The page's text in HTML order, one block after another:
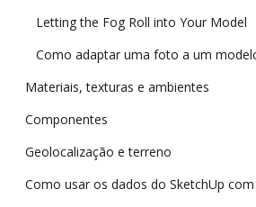
Letting the Fog Roll into Your Model
Como adaptar uma foto a um
Materiais, texturas e ambientes
Componentes
Geolocalização e terreno